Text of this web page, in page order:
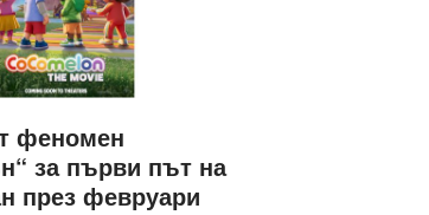
феномен
за първи път на
през февруари